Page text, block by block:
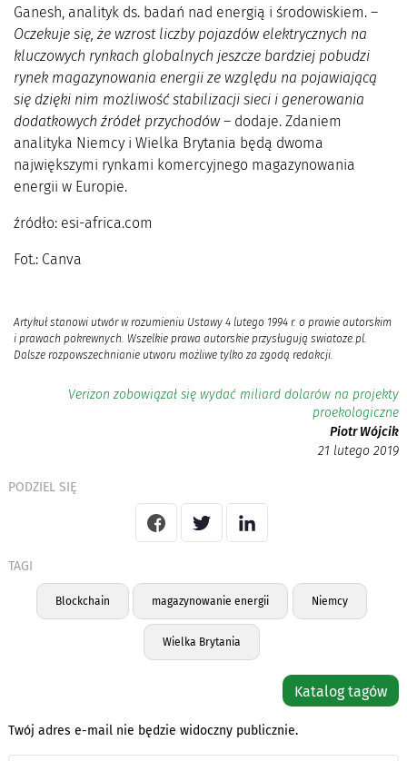
Ganesh, analityk ds. badań nad energią i środowiskiem. –
Oczekuje się, że wzrost liczby pojazdów elektrycznych na
kluczowych rynkach globalnych jeszcze bardziej pobudzi
rynek magazynowania energii ze względu na pojawiającą
się dzięki nim możliwość stabilizacji sieci i generowania
dodatkowych źródeł przychodów– dodaje. Zdaniem
analityka Niemcy i Wielka Brytania będą dwoma
największymi rynkami komercyjnego magazynowania
energii w Europie.
źródło: esi-africa.com
Fot.: Canva
Artykuł stanowi utwór w rozumieniu Ustawy 4 lutego 1994 r. o prawie autorskim
i prawach pokrewnych. Wszelkie prawa autorskie przysługują swiatoze.pl.
Dalsze rozpowszechnianie utworu możliwe tylko za zgodą redakcji.
Verizon zobowiązał się wydać miliard dolarów na projekty
proekologiczne
Piotr Wójcik
21 lutego 2019
PODZIEL SIĘ
TAGI
Blockchain magazynowanie energii Niemcy
Wielka Brytania
Katalog tagów
Twój adres e-mail nie będzie widoczny publicznie.